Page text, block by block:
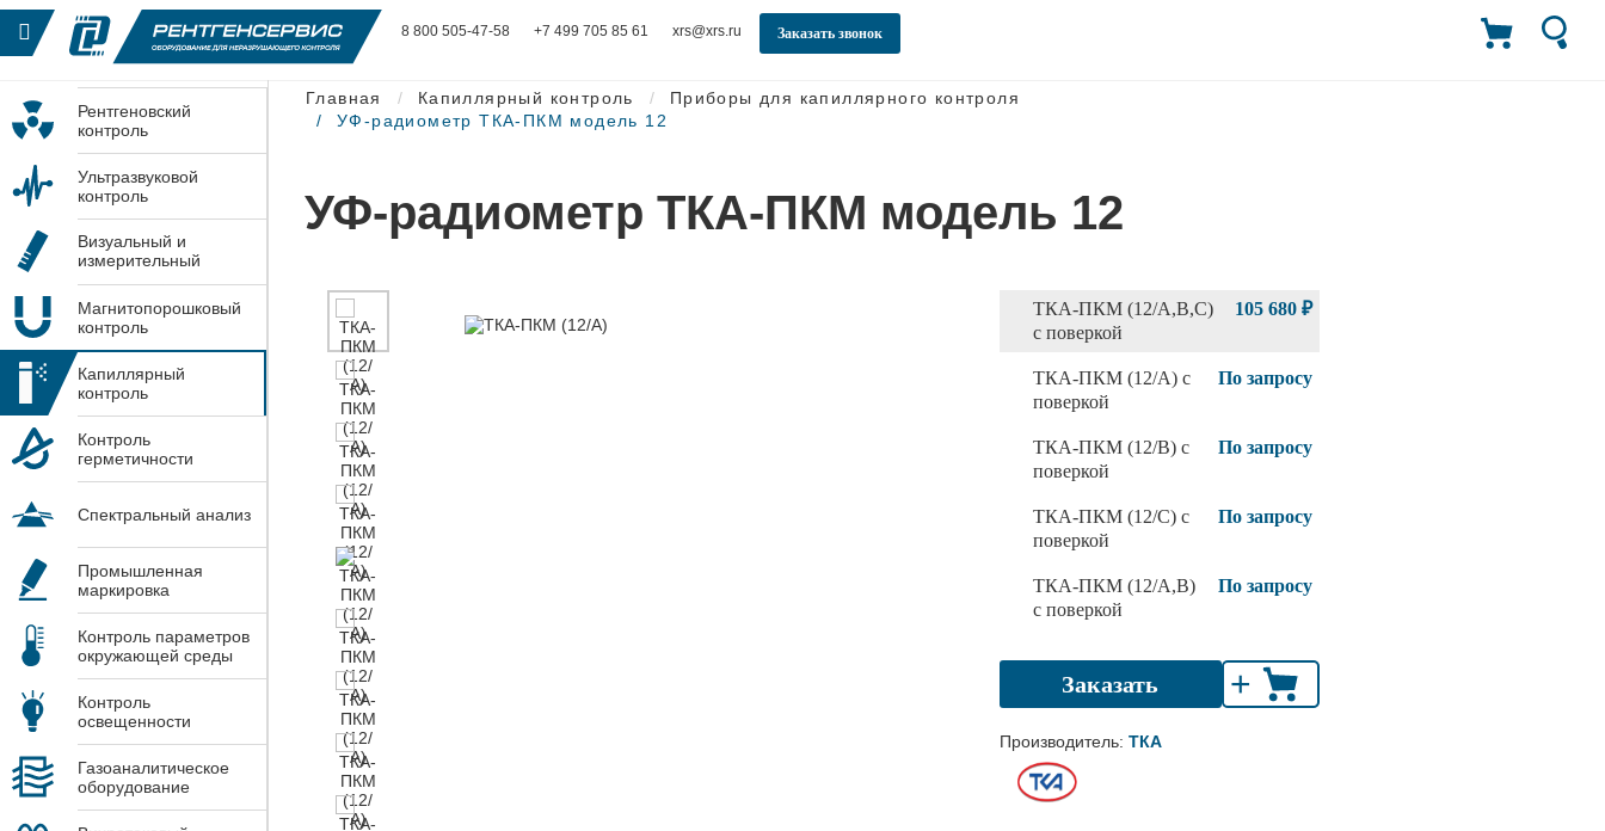
8 800 505-47-58 +7 499 705 85 61 xrs@xrs.ru Заказать звонок
Рентгеновский
контроль
Ультразвуковой
контроль
Визуальный и
измерительный
Магнитопорошковый
контроль
Капиллярный
контроль
Контроль
герметичности
Спектральный анализ
Промышленная
маркировка
Контроль параметров
окружающей среды
Контроль
освещенности
Газоаналитическое
оборудование
Главная Капиллярный контроль
Приборы для капиллярного контроля
УФ-радиометр ТКА-ПКМ модель 12
УФ-радиометр ТКА-ПКМ модель 12
105 680 ₽
ТКА-ПКМ (12/А,В,С)
с поверкой
По запросу
ТКА-ПКМ (12/А) с
поверкой
По запросу
ТКА-ПКМ (12/В) с
поверкой
По запросу
ТКА-ПКМ (12/С) с
поверкой
По запросу
ТКА-ПКМ (12/А,В)
с поверкой
Заказать +
Производитель: ТКА